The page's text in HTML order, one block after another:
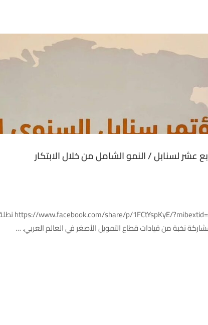
عشر لسنابل / النمو الشامل من خلال الابتكار